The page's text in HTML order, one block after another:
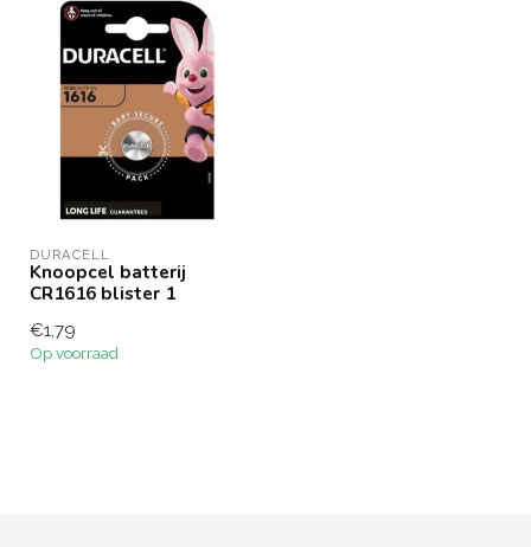
DURACELL
Knoopcel batterij
CR1616 blister 1
€1,79
Op voorraad